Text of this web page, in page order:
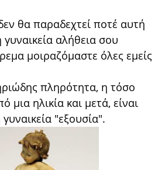
θα παραδεχτεί ποτέ αυτή
γυναικεία αλήθεια σου
μοιραζόμαστε όλες εμείς
πληρότητα, η τόσο
μια ηλικία και μετά, είναι
"εξουσία".